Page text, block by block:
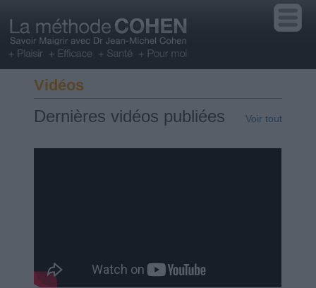
Vidéos
Dernières vidéos publiées Voir tout